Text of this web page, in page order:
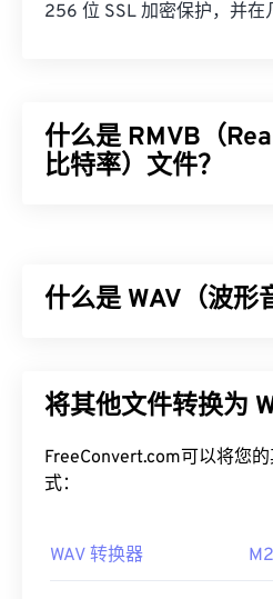
256 位 SSL 加密保护，并在
什么是 RMVB（
比特率）文件？
度（例如动作多或动作少的
RealPlayer支持在 Windows
RMVB，因此 RealPlayer 已
认播放平台。它可以免费
其他可以打开 RMVB 文件的
ALLPlayer
什么是 WAV（波形
式 (RIFF)进行迭代的成果。
使用。然而，它们的音质确
打开 WAV 文件的默认播放器
将其他文件转换为
FreeConvert.com可以将您
式：
WAV 转换器